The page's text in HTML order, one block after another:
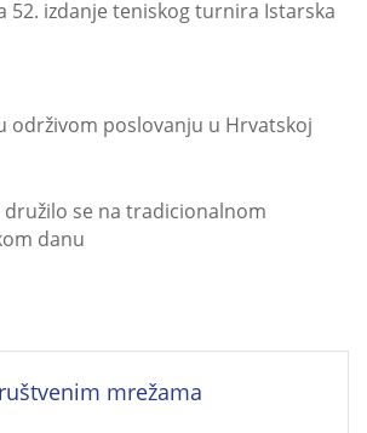
52. izdanje teniskog turnira Istarska
održivom poslovanju u Hrvatskoj
družilo se na tradicionalnom
danu
mrežama